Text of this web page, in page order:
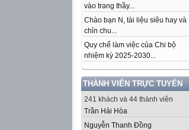
vào trang thầy...
Chào bạn N, tài liệu siêu hay và
chỉn chu...
Quy chế làm việc của Chi bộ
nhiệm kỳ 2025-2030...
THÀNH VIÊN TRỰC TUYẾN
241 khách và 44 thành viên
Trần Hải Hòa
Nguyễn Thanh Đồng